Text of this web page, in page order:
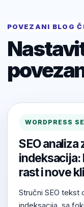
POVEZANI BLOG
WORDPRESS
SEO
indeksacija:
rast i nove
Stručni SEO tekst